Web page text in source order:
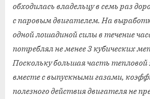
обходилась владельцу в семь раз
с паровым двигателем. На
одной лошадиной силы в течение
потреблял не менее 3 кубических
Поскольку большая часть тепловой
вместе с выпускными газами,
полезного действия двигателя не